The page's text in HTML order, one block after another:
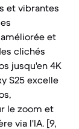
et vibrantes
et
clichés
jusqu'en 4K
S25 excelle
le zoom et
via l'IA. [9,